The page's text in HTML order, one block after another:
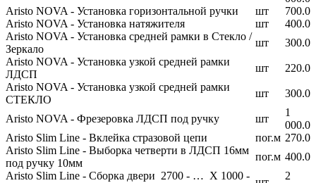
Aristo NOVA - Установка горизонтальной ручки
шт
700.0
Aristo NOVA - Установка натяжителя
шт
400.0
Aristo NOVA - Установка средней рамки в Стекло /
Зеркало
шт
300.0
Aristo NOVA - Установка узкой средней рамки
ЛДСП
шт
220.0
Aristo NOVA - Установка узкой средней рамки
СТЕКЛО
шт 300.0
Aristo NOVA - Фрезеровка ЛДСП под ручку шт
1
000.0
Aristo Slim Line - Вклейка стразовой цепи
пог.м 270.0
Aristo Slim Line - Выборка четверти в ЛДСП 16мм
под ручку 10мм
пог.м 400.0
Aristo Slim Line - Сборка двери 2700 - … Х 1000 -
2